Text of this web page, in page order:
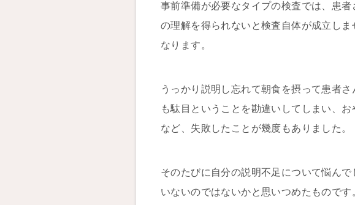
事前準備が必要なタイプの検査では、患
の理解を得られないと検査自体が成立し
なります。
うっかり説明し忘れて朝食を摂って患者
も駄目ということを勘違いしてしまい、
など、失敗したことが幾度もありました。
そのたびに自分の説明不足について悩ん
いないのではないかと思いつめたものです